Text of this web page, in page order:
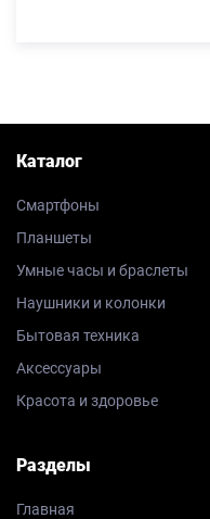
Каталог
Смартфоны
Планшеты
Умные часы и браслеты
Наушники и колонки
Бытовая техника
Аксессуары
Красота и здоровье
Разделы
Главная